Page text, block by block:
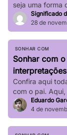
seja uma forma
passos de sua
“roubadas”,
prevendo para
Significado
28 de
SONHAR COM
Sonhar com
interpretações
Confira aqui
com o pai.
seu sonho!
Eduardo
4 de